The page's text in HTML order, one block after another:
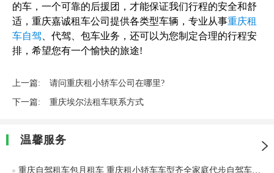
的车，一个可靠的后援团，才能保证我们行程的安全和舒
适，重庆嘉诚租车公司提供各类型车辆，专业从事重庆租
车自驾 、代驾、包车业务，还可以为您制定合理的行程安
排，希望您有一个愉快的旅途!
上一篇: 请问重庆租小轿车公司在哪里?
下一篇: 重庆埃尔法租车联系方式
温馨服务
重庆自驾租车包月租车 重庆租小轿车车型齐全家庭代步自驾车单位用车